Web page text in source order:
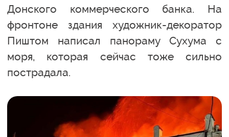
Донского коммерческого банка. На
фронтоне здания художник-декоратор
Пиштом написал панораму Сухума с
моря, которая сейчас тоже сильно
пострадала.